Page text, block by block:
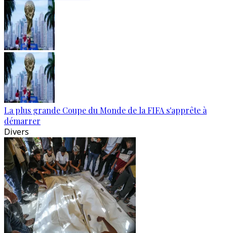
La plus grande Coupe du Monde de la FIFA s'apprête à
démarrer
Divers